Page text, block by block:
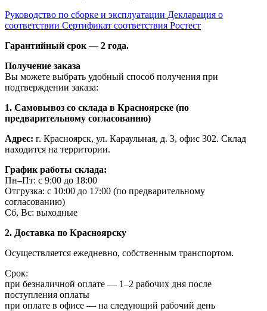
Руководство по сборке и эксплуатации Декларация о
соответствии Сертификат соответствия Ростест
Гарантийный срок — 2 года.
Получение заказа
Вы можете выбрать удобный способ получения при
подтверждении заказа:
1. Самовывоз со склада в Красноярске (по
предварительному согласованию)
Адрес: г. Красноярск, ул. Караульная, д. 3, офис 302. Склад
находится на территории.
График работы склада:
Пн–Пт: с 9:00 до 18:00
Отгрузка: с 10:00 до 17:00 (по предварительному
согласованию)
Сб, Вс: выходные
2. Доставка по Красноярску
Осуществляется ежедневно, собственным транспортом.
Срок:
при безналичной оплате — 1–2 рабочих дня после
поступления оплаты
при оплате в офисе — на следующий рабочий день